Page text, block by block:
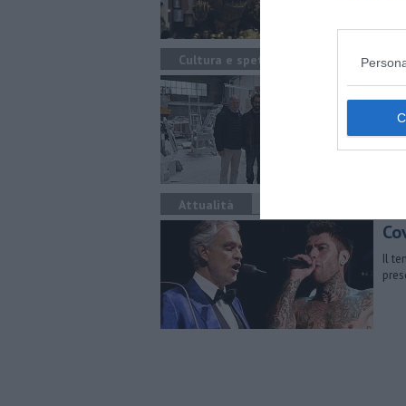
Cultura e spettacolo
Attualità
Il